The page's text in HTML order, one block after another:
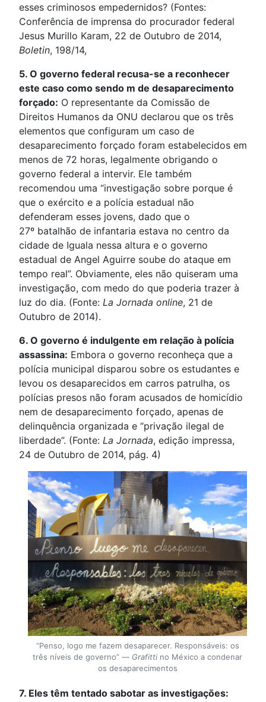
esses criminosos empedernidos? (Fontes:
Conferência de imprensa do procurador federal
Jesus Murillo Karam, 22 de Outubro de 2014,
Boletin, 198/14,
5. O governo federal recusa-se a reconhecer
este caso como sendo m de desaparecimento
forçado: O representante da Comissão de
Direitos Humanos da ONU declarou que os três
elementos que configuram um caso de
desaparecimento forçado foram estabelecidos em
menos de 72 horas, legalmente obrigando o
governo federal a intervir. Ele também
recomendou uma “investigação sobre porque é
que o exército e a polícia estadual não
defenderam esses jovens, dado que o
27º batalhão de infantaria estava no centro da
cidade de Iguala nessa altura e o governo
estadual de Angel Aguirre soube do ataque em
tempo real”. Obviamente, eles não quiseram uma
investigação, com medo do que poderia trazer à
luz do dia. (Fonte: La Jornada online, 21 de
Outubro de 2014).
6. O governo é indulgente em relação à polícia
assassina: Embora o governo reconheça que a
polícia municipal disparou sobre os estudantes e
levou os desaparecidos em carros patrulha, os
polícias presos não foram acusados de homicídio
nem de desaparecimento forçado, apenas de
delinquência organizada e “privação ilegal de
liberdade”. (Fonte: La Jornada, edição impressa,
24 de Outubro de 2014, pág. 4)
“Penso, logo me fazem desaparecer. Responsáveis: os
três níveis de governo” — Grafitti no México a condenar
os desaparecimentos
7. Eles têm tentado sabotar as investigações: